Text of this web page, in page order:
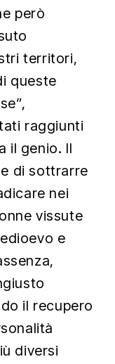
però
territori,
queste
raggiunti
il genio. Il
di sottrarre
nei
vissute
e
il recupero
diversi